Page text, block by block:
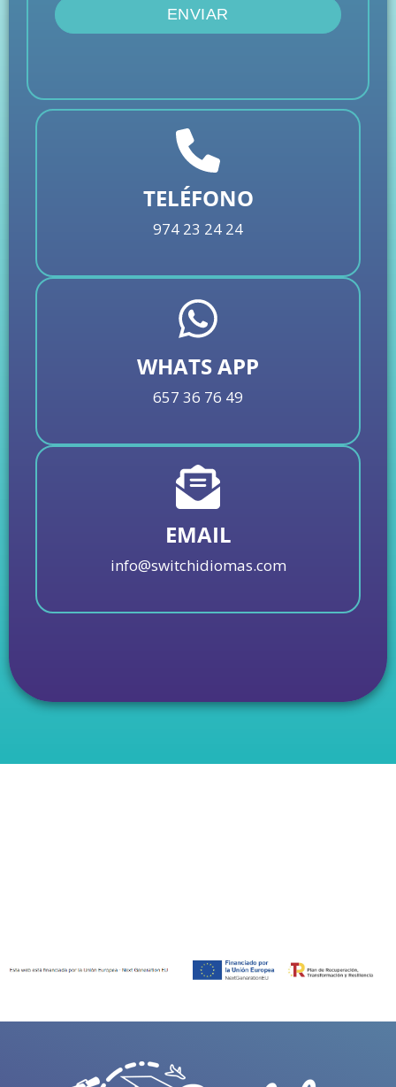
ENVIAR
TELÉFONO
974 23 24 24
WHATS APP
657 36 76 49
EMAIL
info@switchidiomas.com